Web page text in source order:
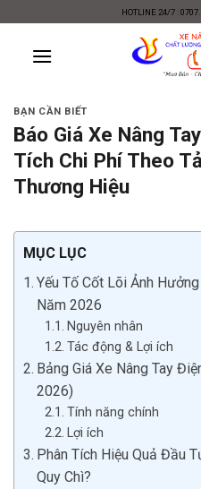
content
HOTLINE 24/7 :
BẠN CẦN BIẾT
Báo Giá Xe Nâng
Tích Chi Phí Theo
Thương Hiệu
MỤC LỤC
Yếu Tố Cốt Lõi Ảnh
Năm 2026
Nguyên nhân
Tác động & Lợi ích
Bảng Giá Xe Nâng Tay
2026)
Tính năng chính
Lợi ích
Phân Tích Hiệu Quả Đầu
Quy Chì?